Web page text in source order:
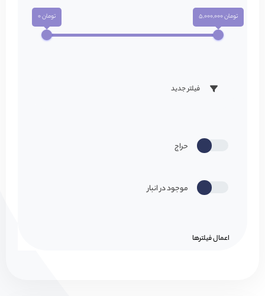
تومان 0 تومان 5,000,000
فیلتر جدید
حراج
موجود در انبار
اعمال فیلتر‌ها